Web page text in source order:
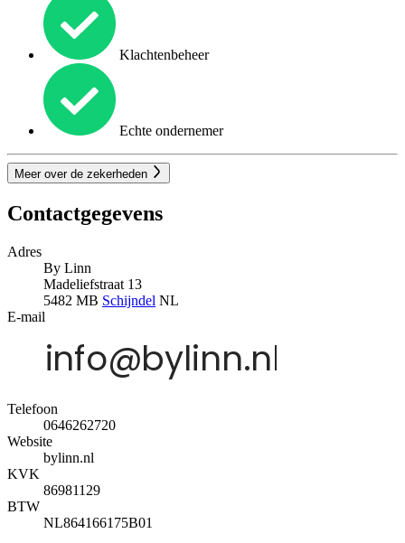
Klachtenbeheer
Echte ondernemer
Meer over de zekerheden
Contactgegevens
Adres
By Linn
Madeliefstraat 13
5482 MB Schijndel NL
E-mail
Telefoon
0646262720
Website
bylinn.nl
KVK
86981129
BTW
NL864166175B01